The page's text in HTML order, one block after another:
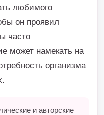
любимого
он проявил
часто
может намекать на
организма
и авторские